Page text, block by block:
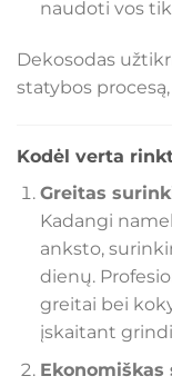
naudoti vos
Dekosodas
statybos
Kodėl verta
Greitas
Kadangi
anksto,
dienų.
greitai bei
įskaitant
Ekonomiškas